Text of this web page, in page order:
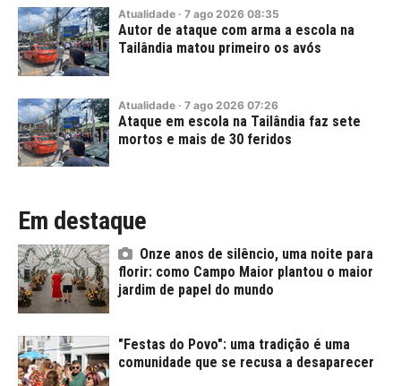
Atualidade · 7 ago 2026 08:35
Autor de ataque com arma a escola na
Tailândia matou primeiro os avós
Atualidade · 7 ago 2026 07:26
Ataque em escola na Tailândia faz sete
mortos e mais de 30 feridos
Em destaque
Onze anos de silêncio, uma noite para
florir: como Campo Maior plantou o maior
jardim de papel do mundo
"Festas do Povo": uma tradição é uma
comunidade que se recusa a desaparecer